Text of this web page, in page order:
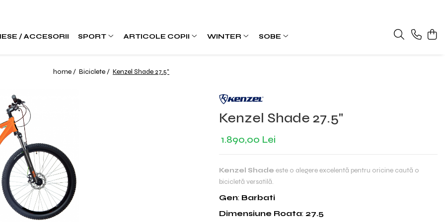
/ ACCESORII SPORT ARTICOLE COPII WINTER SOBE
home / Biciclete / Kenzel Shade 27.5"
Kenzel Shade 27.5"
1.890,00 Lei
Kenzel Shade este o alegere excelentă pentru oricine caută o
bicicletă versatilă.
Gen: Barbati
Dimensiune Roata: 27.5